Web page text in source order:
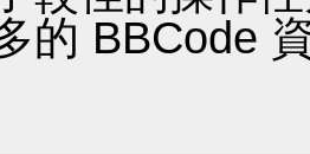
的 BBCode